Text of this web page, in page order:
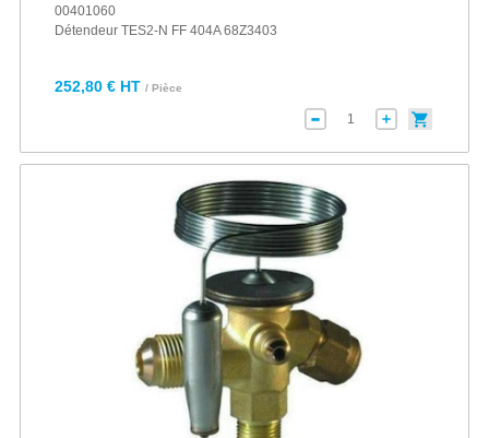
00401060
Détendeur TES2-N FF 404A 68Z3403
252,80 € HT / Pièce